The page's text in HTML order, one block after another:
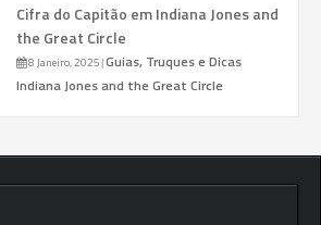
Cifra do Capitão em Indiana Jones and
the Great Circle
8 Janeiro, 2025|Guias, Truques e Dicas
Indiana Jones and the Great Circle